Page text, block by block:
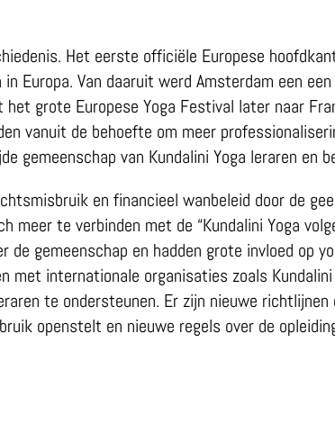
Het eerste officiële Europese
Europa. Van daaruit werd Amsterdam een
grote Europese Yoga Festival later naar
vanuit de behoefte om meer
gemeenschap van Kundalini Yoga leraren en
en financieel wanbeleid door de
te verbinden met de “Kundalini Yoga
gemeenschap en hadden grote invloed op
internationale organisaties zoals
te ondersteunen. Er zijn nieuwe
openstelt en nieuwe regels over de